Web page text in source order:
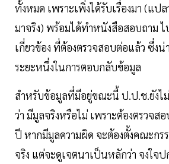
ทั้งหมด เพราะเพิ่งได้รับเรื่องมา (แป
มาจริง) พร้อมได้ทำหนังสือสอบถาม
เกี่ยวข้อง ที่ต้องตรวจสอบต่อแล้ว ซึ่งน่
ระยะหนึ่งในการตอบกลับข้อมูล
สำหรับข้อมูลที่มีอยู่ขณะนี้ ป.ป.ช.ยังไ
ว่า มีมูลจริงหรือไม่ เพราะต้องตรวจส
ปี หากมีมูลความผิด จะต้องตั้งคณะกร
จริง แต่จะดูเจตนาเป็นหลักว่า จงใ